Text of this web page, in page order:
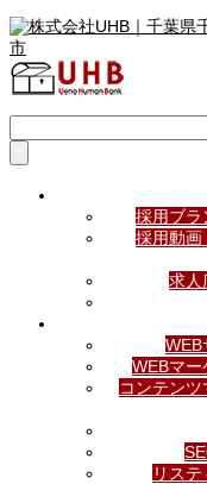
採用ブラ
採用動画
求人
WEB
WEBマ
コンテンツ
リス